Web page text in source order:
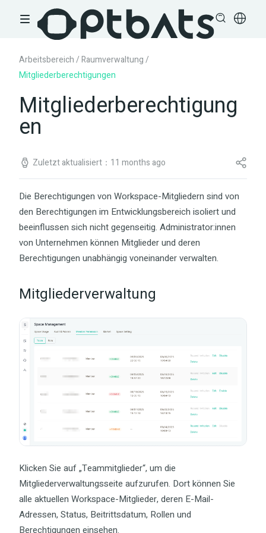
Arbeitsbereich/Raumverwaltung/
Mitgliederberechtigungen
Mitgliederberechtigung
en
Zuletzt aktualisiert：11 months ago
Die Berechtigungen von Workspace-Mitgliedern sind von
den Berechtigungen im Entwicklungsbereich isoliert und
beeinflussen sich nicht gegenseitig. Administrator:innen
von Unternehmen können Mitglieder und deren
Berechtigungen unabhängig voneinander verwalten.
Mitgliederverwaltung
Klicken Sie auf „Teammitglieder“, um die
Mitgliederverwaltungsseite aufzurufen. Dort können Sie
alle aktuellen Workspace-Mitglieder, deren E-Mail-
Adressen, Status, Beitrittsdatum, Rollen und
Berechtigungen einsehen.